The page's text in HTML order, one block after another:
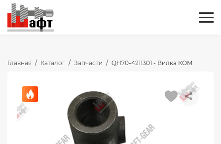
Главная / Каталог / Запчасти / QH70-4211301 - Вилка КОМ